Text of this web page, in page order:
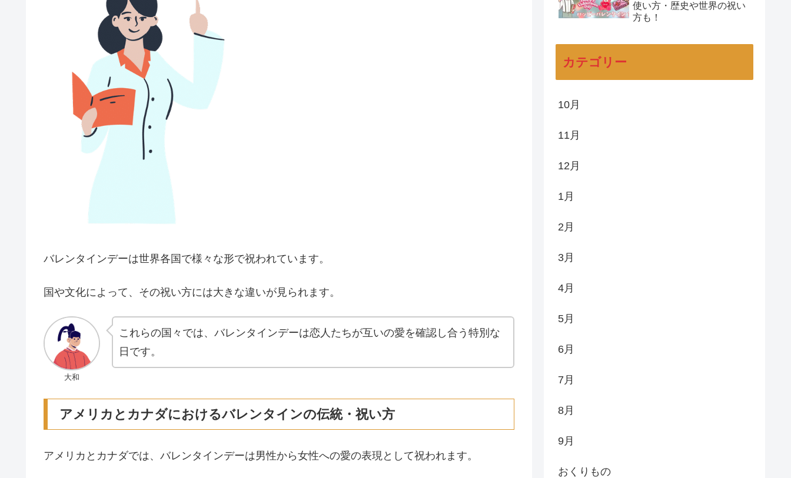
バレンタインデーは世界各国で様々な形で祝われています。
国や文化によって、その祝い方には大きな違いが見られます。
大和
これらの国々では、バレンタインデーは恋人たちが互いの愛を確認し合う特別な
日です。
アメリカとカナダにおけるバレンタインの伝統・祝い方
アメリカとカナダでは、バレンタインデーは男性から女性への愛の表現として祝われます。
使い方・歴史や世界の祝い
方も！
カテゴリー
10月
11月
12月
1月
2月
3月
4月
5月
6月
7月
8月
9月
おくりもの